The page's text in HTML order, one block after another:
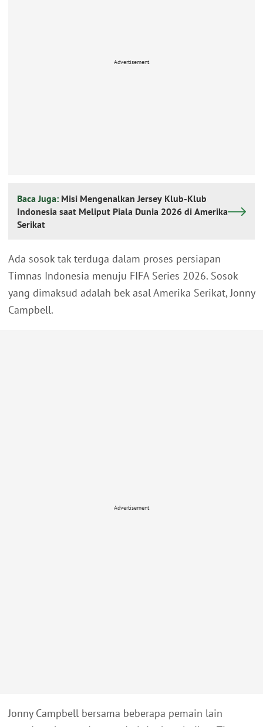
Advertisement
Baca Juga: Misi Mengenalkan Jersey Klub-Klub
Indonesia saat Meliput Piala Dunia 2026 di Amerika
Serikat
Ada sosok tak terduga dalam proses persiapan
Timnas Indonesia menuju FIFA Series 2026. Sosok
yang dimaksud adalah bek asal Amerika Serikat, Jonny
Campbell.
Advertisement
Jonny Campbell bersama beberapa pemain lain